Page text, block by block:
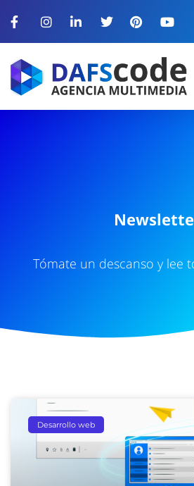
Newslette
Tómate un descanso y lee
Desarrollo web